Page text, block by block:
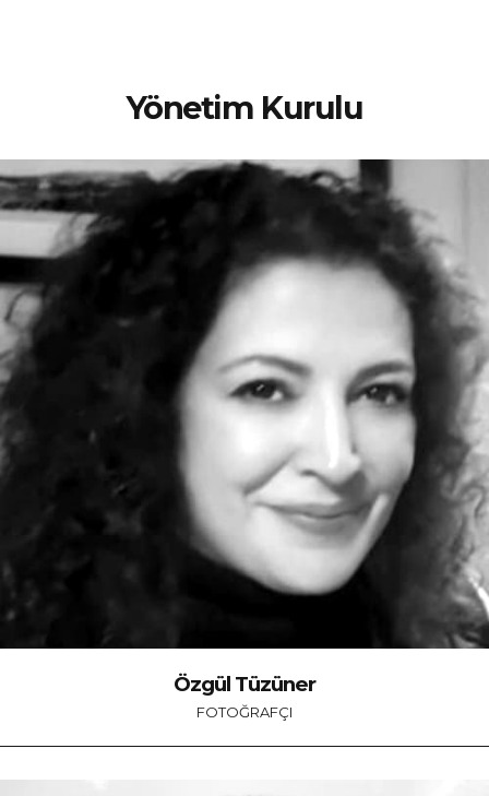
Yönetim Kurulu
Özgül Tüzüner
FOTOĞRAFÇI